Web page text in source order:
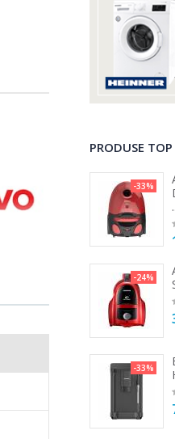
PRODUSE TOP
...
...
Lei
-33%
-24%
-33%